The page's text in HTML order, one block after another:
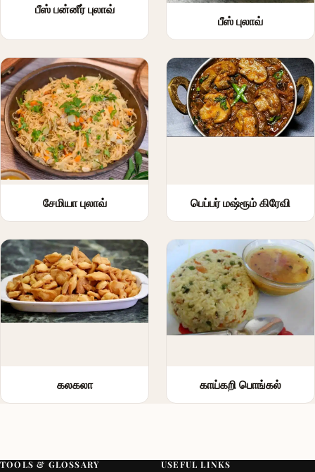
பீஸ் பன்னீர் புலாவ்
பீஸ் புலாவ்
சேமியா புலாவ் பெப்பர் மஷ்ரூம் கிரேவி
கலகலா காய்கறி பொங்கல்
TOOLS & GLOSSARY USEFUL LINKS